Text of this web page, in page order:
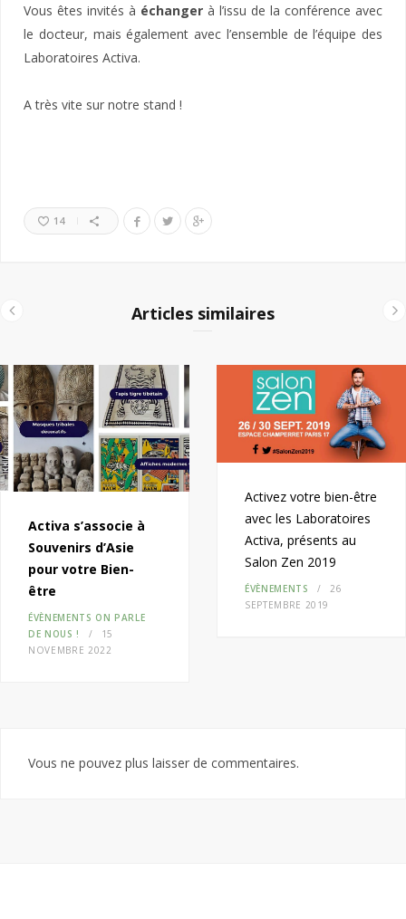
Vous êtes invités à échanger à l’issu de la conférence avec
le docteur, mais également avec l’ensemble de l’équipe des
Laboratoires Activa.
A très vite sur notre stand !
14
Articles similaires
Activa s’associe à
Souvenirs d’Asie
pour votre Bien-
être
ÉVÈNEMENTS ON PARLE
DE NOUS !
15
NOVEMBRE 2022
Activez votre bien-être
avec les Laboratoires
Activa, présents au
Salon Zen 2019
ÉVÈNEMENTS
26
SEPTEMBRE 2019
Vous ne pouvez plus laisser de commentaires.